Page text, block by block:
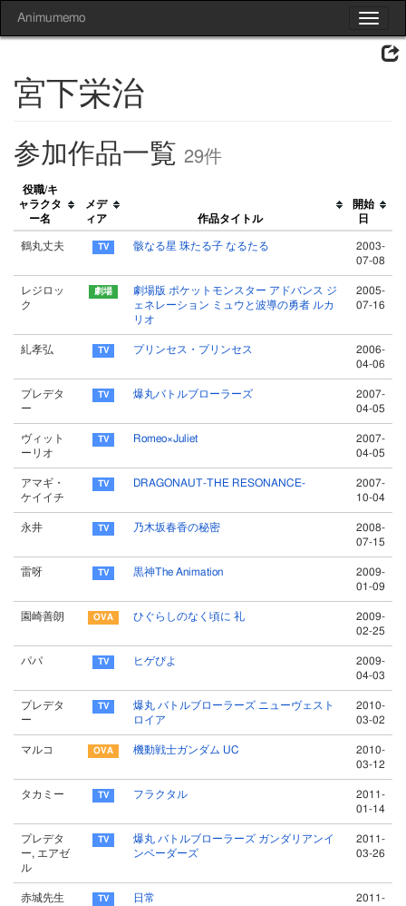
Toggle
Animumemo
宮下栄治
参加作品一覧 29件
役職/キ
ャラクタ
ー名
メデ
ィア
作品タイトル
開始
日
鶴丸丈夫 骸なる星 珠たる子 なるたる
2003-
07-08
レジロッ
ク
劇場版 ポケットモンスター アドバンス ジ
ェネレーション ミュウと波導の勇者 ルカ
リオ
2005-
07-16
糺孝弘 プリンセス・プリンセス
2006-
04-06
プレデタ
ー
爆丸バトルブローラーズ
2007-
04-05
ヴィット
ーリオ
Romeo×Juliet
2007-
04-05
アマギ・
ケイイチ
DRAGONAUT-THE RESONANCE-
2007-
10-04
永井 乃木坂春香の秘密
2008-
07-15
雷呀 黒神The Animation
2009-
01-09
園崎善朗 ひぐらしのなく頃に 礼
2009-
02-25
パパ ヒゲぴよ
2009-
04-03
プレデタ
ー
爆丸 バトルブローラーズ ニューヴェスト
ロイア
2010-
03-02
マルコ 機動戦士ガンダム UC
2010-
03-12
タカミー フラクタル
2011-
01-14
プレデタ
ー, エアゼ
ル
爆丸 バトルブローラーズ ガンダリアンイ
ンベーダーズ
2011-
03-26
赤城先生 日常
2011-